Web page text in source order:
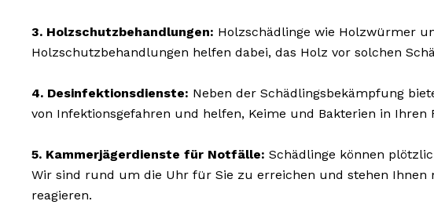
3. Holzschutzbehandlungen: Holzschädlinge wie Holzwürmer
Holzschutzbehandlungen helfen dabei, das Holz vor solchen
4. Desinfektionsdienste: Neben der Schädlingsbekämpfung
von Infektionsgefahren und helfen, Keime und Bakterien in Ihren
5. Kammerjägerdienste für Notfälle: Schädlinge können
Wir sind rund um die Uhr für Sie zu erreichen und stehen
reagieren.